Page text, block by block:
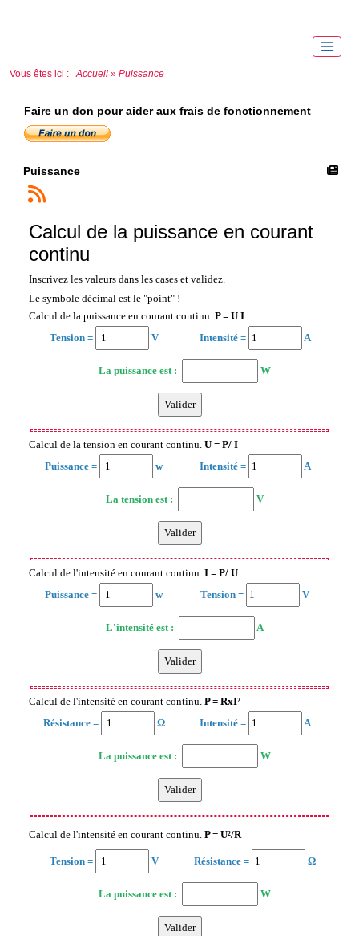
Vous êtes ici : Accueil » Puissance
Faire un don pour aider aux frais de fonctionnement
Puissance
Calcul de la puissance en courant
continu
Inscrivez les valeurs dans les cases et validez.
Le symbole décimal est le "point" !
Calcul de la puissance en courant continu.P = U I
Tension =
V Intensité = A
La puissance est : W
Calcul de la tension en courant continu.U = P/ I
Puissance =
w Intensité = A
La tension est : V
Calcul de l'intensité en courant continu.I = P/ U
Puissance =
w Tension = V
L'intensité est : A
Calcul de l'intensité en courant continu.P = RxI²
Résistance =
Ω Intensité = A
La puissance est : W
Calcul de l'intensité en courant continu.P = U²/R
Tension = V Résistance = Ω
La puissance est : W